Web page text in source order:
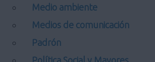
Medio ambiente
Medios de comunicación
Padrón
Política Social y Mayores